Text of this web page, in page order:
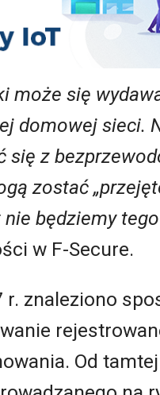
może się
domowej sieci.
się z
zostać
nie będziemy
w F-Secure.
r. znaleziono
Od